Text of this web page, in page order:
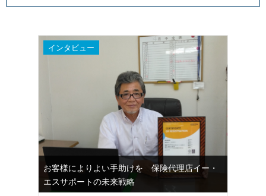
インタビュー
お客様によりよい手助けを 保険代理店イー・
エスサポートの未来戦略